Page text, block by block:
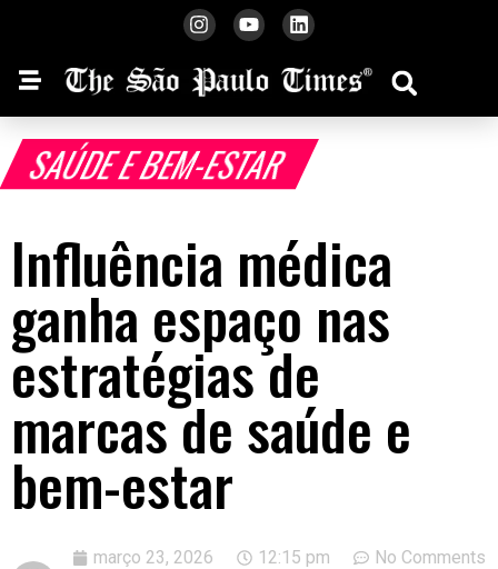
SAÚDE E BEM-ESTAR
Influência médica
ganha espaço nas
estratégias de
marcas de saúde e
bem-estar
março 23, 2026 12:15 pm No Comments